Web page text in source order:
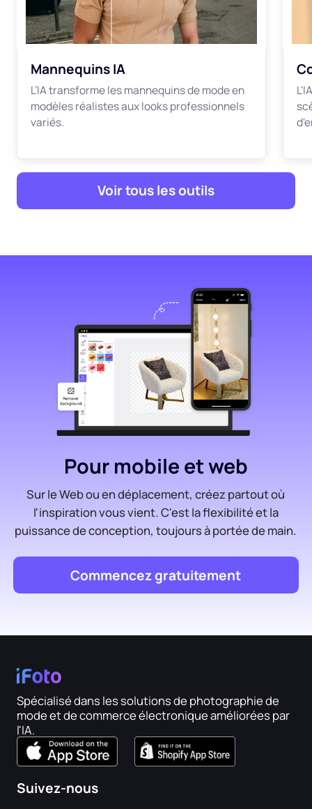
Mannequins IA
L’IA transforme les mannequins de mode en
modèles réalistes aux looks professionnels
variés.
Voir tous les outils
Pour mobile et web
Sur le Web ou en déplacement, créez partout où
l'inspiration vous vient. C'est la flexibilité et la
puissance de conception, toujours à portée de main.
Commencez gratuitement
Spécialisé dans les solutions de photographie de
mode et de commerce électronique améliorées par
l'IA.
Suivez-nous